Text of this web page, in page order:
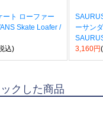
ート ローファー
Skate Loafer /
込)
ーサン
3,160円
クした商品